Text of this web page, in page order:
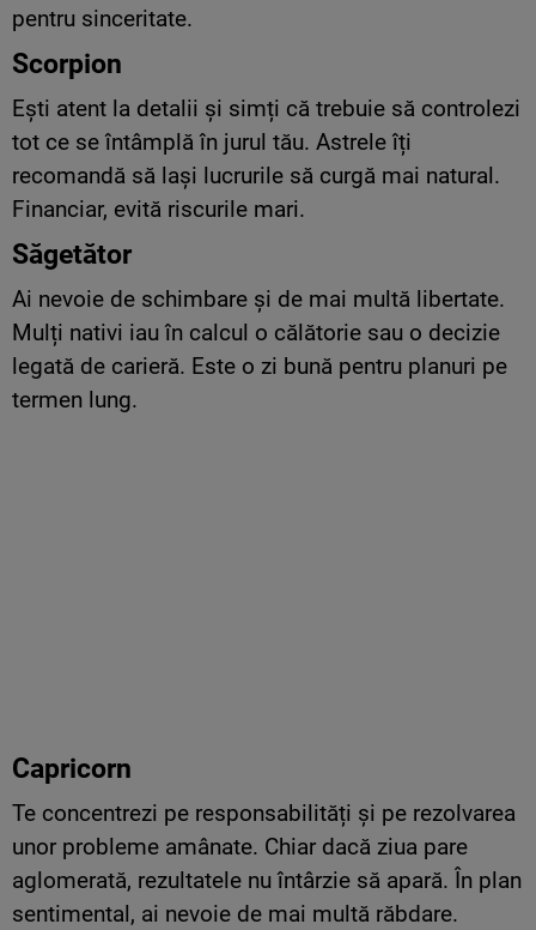
pentru sinceritate.
Scorpion
Ești atent la detalii și simți că trebuie să controlezi
tot ce se întâmplă în jurul tău. Astrele îți
recomandă să lași lucrurile să curgă mai natural.
Financiar, evită riscurile mari.
Săgetător
Ai nevoie de schimbare și de mai multă libertate.
Mulți nativi iau în calcul o călătorie sau o decizie
legată de carieră. Este o zi bună pentru planuri pe
termen lung.
Capricorn
Te concentrezi pe responsabilități și pe rezolvarea
unor probleme amânate. Chiar dacă ziua pare
aglomerată, rezultatele nu întârzie să apară. În plan
sentimental, ai nevoie de mai multă răbdare.